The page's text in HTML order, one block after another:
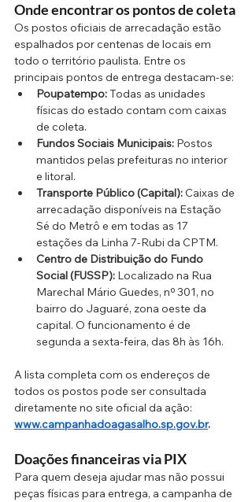
Onde encontrar os pontos de coleta
Os postos oficiais de arrecadação estão
espalhados por centenas de locais em
todo o território paulista. Entre os
principais pontos de entrega destacam-se:
Poupatempo: Todas as unidades
físicas do estado contam com caixas
de coleta.
Fundos Sociais Municipais: Postos
mantidos pelas prefeituras no interior
e litoral.
Transporte Público (Capital): Caixas de
arrecadação disponíveis na Estação
Sé do Metrô e em todas as 17
estações da Linha 7-Rubi da CPTM.
Centro de Distribuição do Fundo
Social (FUSSP): Localizado na Rua
Marechal Mário Guedes, nº 301, no
bairro do Jaguaré, zona oeste da
capital. O funcionamento é de
segunda a sexta-feira, das 8h às 16h.
A lista completa com os endereços de
todos os postos pode ser consultada
diretamente no site oficial da ação:
www.campanhadoagasalho.sp.gov.br.
Doações financeiras via PIX
Para quem deseja ajudar mas não possui
peças físicas para entrega, a campanha de